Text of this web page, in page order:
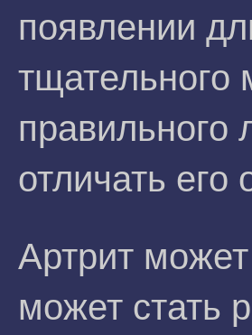
появлении
тщательного
правильного
отличать его
Артрит
может стать